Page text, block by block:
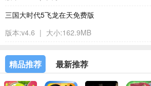
三国大时代5飞龙在天免费版
版本:v4.6 | 大小:162.9MB
精品推荐 最新推荐